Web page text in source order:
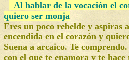
Al hablar de la vocación el
quiero ser monja
Eres un poco rebelde y aspiras
encendida en el corazón y
Suena a arcaico. Te
con el que te enamora y te